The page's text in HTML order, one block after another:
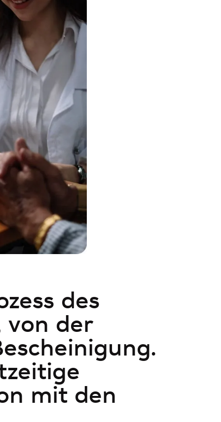
des
von der
mit den